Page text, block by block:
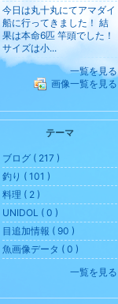
今日は丸十丸にてアマダイ
船に行ってきました！ 結
果は本命6匹 竿頭でした！
サイズは小...
一覧を見る
画像一覧を見る
テーマ
ブログ ( 217 )
釣り ( 101 )
料理 ( 2 )
UNIDOL ( 0 )
目追加情報 ( 90 )
魚画像データ ( 0 )
一覧を見る